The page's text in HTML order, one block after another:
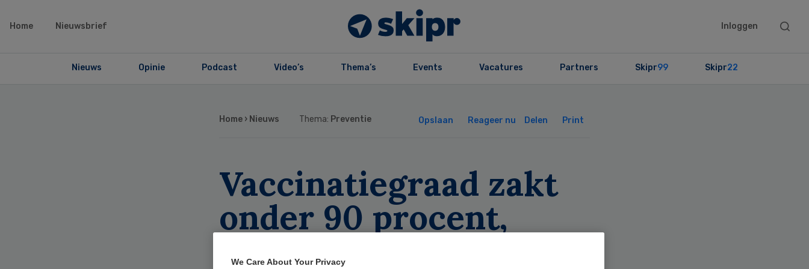
Home Nieuwsbrief Inloggen
Search
Nieuws Opinie Podcast Video’s Thema’s Events Vacatures Partners Skipr99 Skipr22
Home › Nieuws Thema: Preventie Opslaan Reageer nu Delen Print
Vaccinatiegraad zakt
onder 90 procent,
RIVM en Van Ooijen
We Care About Your Privacy